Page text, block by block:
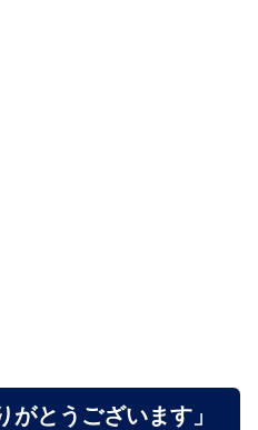
がとうございます」